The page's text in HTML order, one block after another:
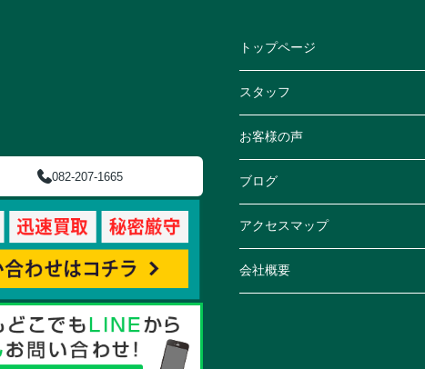
082-207-1665
トップページ
スタッフ
お客様の声
ブログ
アクセスマップ
会社概要